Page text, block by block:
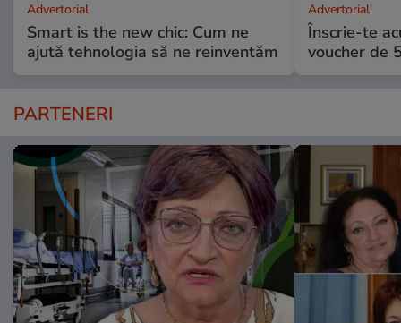
Advertorial
Smart is the new chic: Cum ne
ajută tehnologia să ne reinventăm
Advertorial
Înscrie-te
voucher de
PARTENERI